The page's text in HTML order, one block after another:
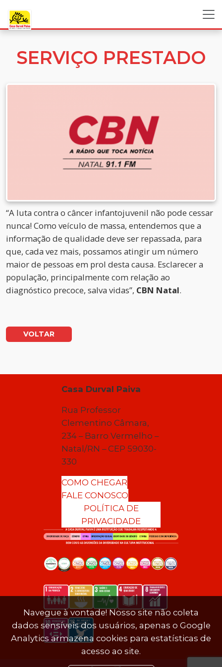
SERVIÇO PRESTADO
“A luta contra o câncer infantojuvenil não pode cessar
nunca! Como veículo de massa, entendemos que a
informação de qualidade deve ser repassada, para
que, cada vez mais, possamos atingir um número
maior de pessoas em prol desta causa. Esclarecer a
população, principalmente com relação ao
diagnóstico precoce, salva vidas”, CBN Natal.
VOLTAR
Casa Durval Paiva
Rua Professor
Clementino Câmara,
234 – Barro Vermelho –
Natal/RN – CEP 59030-
330
COMO CHEGAR
FALE CONOSCO
POLÍTICA DE
PRIVACIDADE
Navegue à vontade! Nosso site não coleta
dados sensíveis dos usuários, apenas o Google
Analytics armazena cookies para estatísticas de
acesso ao site.